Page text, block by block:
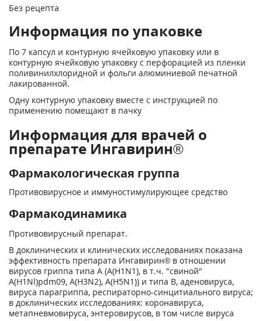
Без рецепта
Информация по упаковке
По 7 капсул и контурную ячейковую упаковку или в
контурную ячейковую упаковку с перфорацией из пленки
поливинилхлоридной и фольги алюминиевой печатной
лакированной.
Одну контурную упаковку вместе с инструкцией по
применению помещают в пачку
Информация для врачей о
препарате Ингавирин®
Фармакологическая группа
Противовирусное и иммуностимулирующее средство
Фармакодинамика
Противовирусный препарат.
В доклинических и клинических исследованиях показана
эффективность препарата Ингавирин® в отношении
вирусов гриппа типа А (A(H1N1), в т.ч. "свиной"
A(Н1Nl)pdm09, A(H3N2), A(H5N1)) и типа В, аденовируса,
вируса парагриппа, респираторно-синцитиального вируса;
в доклинических исследованиях: коронавируса,
метапневмовируса, энтеровирусов, в том числе вируса